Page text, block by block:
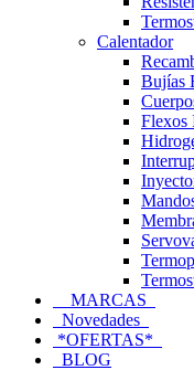
Calentador
Bujías
Flexos
MARCAS
Novedades
*OFERTAS*
BLOG